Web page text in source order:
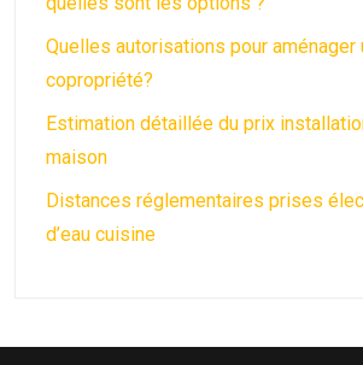
Quelles autorisations pour aménager
copropriété?
Estimation détaillée du prix
maison
Distances réglementaires prises
d’eau cuisine